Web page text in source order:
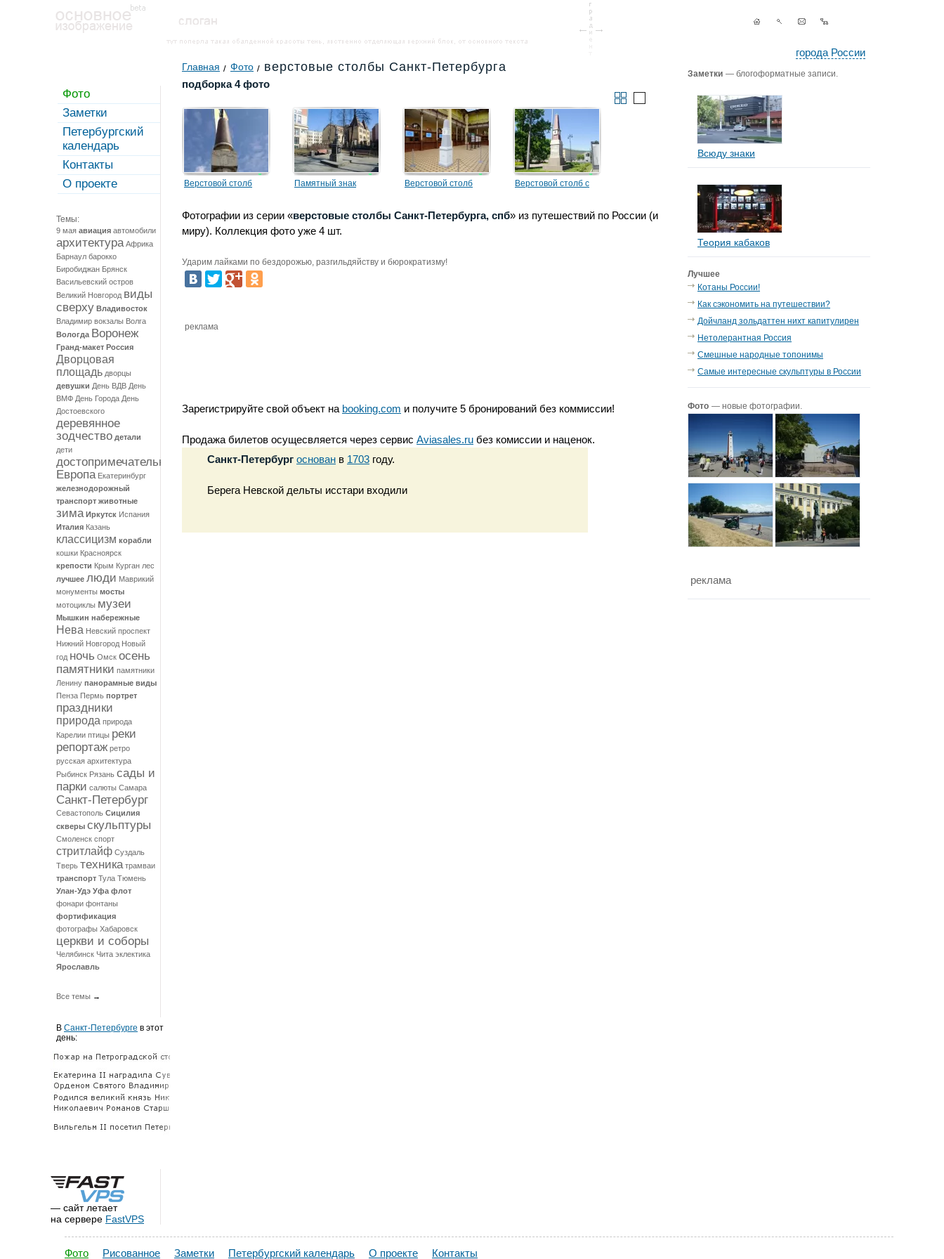
города России
Фото
Заметки
Петербургский
календарь
Контакты
О проекте
Темы:
9 мая авиация автомобили
архитектура Африка
Барнаул барокко
Биробиджан Брянск
Васильевский остров
Великий Новгород виды
сверху Владивосток
Владимир вокзалы Волга
Вологда Воронеж
Гранд-макет Россия
Дворцовая
площадь дворцы
девушки День ВДВ День
ВМФ День Города День
Достоевского
деревянное
зодчество детали
дети
достопримечательности
Европа Екатеринбург
железнодорожный
транспорт животные
зима Иркутск Испания
Италия Казань
классицизм корабли
кошки Красноярск
крепости Крым Курган лес
лучшее люди Маврикий
монументы мосты
мотоциклы музеи
Мышкин набережные
Нева Невский проспект
Нижний Новгород Новый
год ночь Омск осень
памятники памятники
Ленину панорамные виды
Пенза Пермь портрет
праздники
природа природа
Карелии птицы реки
репортаж ретро
русская архитектура
Рыбинск Рязань сады и
парки салюты Самара
Санкт-Петербург
Севастополь Сицилия
скверы скульптуры
Смоленск спорт
стритлайф Суздаль
Тверь техника трамваи
транспорт Тула Тюмень
Улан-Удэ Уфа флот
фонари фонтаны
фортификация
фотографы Хабаровск
церкви и соборы
Челябинск Чита эклектика
Ярославль
Все темы →
В Санкт-Петербурге в этот
день:
— сайт летает
на сервере FastVPS
Главная Фото верстовые столбы Санкт-Петербурга
подборка 4 фото
Верстовой столб
Памятный знак
Калининград — Санкт-
Петербург»
Верстовой столб
Верстовой столб с
Фотографии из серии «верстовые столбы Санкт-Петербурга, спб» из путешествий по России (и
миру). Коллекция фото уже 4 шт.
Ударим лайками по бездорожью, разгильдяйству и бюрократизму!
реклама
Зарегистрируйте свой объект на booking.com и получите 5 бронирований без коммиссии!
Продажа билетов осущесвляется через сервис Aviasales.ru без комиссии и наценок.
Санкт-Петербург основан в 1703 году.
Берега Невской дельты исстари входили
Заметки — блогоформатные записи.
Всюду знаки
Теория кабаков
Лучшее
Котаны России!
Как сэкономить на путешествии?
Дойчланд зольдаттен нихт капитулирен
Нетолерантная Россия
Смешные народные топонимы
Самые интересные скульптуры в России
Фото — новые фотографии.
реклама
Фото Рисованное Заметки Петербургский календарь О проекте Контакты